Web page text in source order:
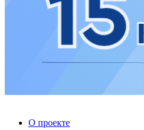
О проекте